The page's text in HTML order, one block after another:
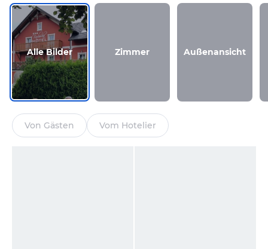
Alle Bilder Zimmer Außenansicht
Von Gästen Vom Hotelier